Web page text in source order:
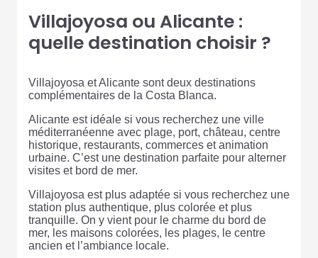
Villajoyosa ou Alicante :
quelle destination choisir ?
Villajoyosa et Alicante sont deux destinations
complémentaires de la Costa Blanca.
Alicante est idéale si vous recherchez une ville
méditerranéenne avec plage, port, château, centre
historique, restaurants, commerces et animation
urbaine. C’est une destination parfaite pour alterner
visites et bord de mer.
Villajoyosa est plus adaptée si vous recherchez une
station plus authentique, plus colorée et plus
tranquille. On y vient pour le charme du bord de
mer, les maisons colorées, les plages, le centre
ancien et l’ambiance locale.